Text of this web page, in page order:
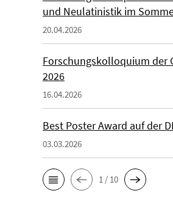
und Neulatinistik im
20.04.2026
Forschungskolloquium der
2026
16.04.2026
Best Poster Award auf der
03.03.2026
1 / 10